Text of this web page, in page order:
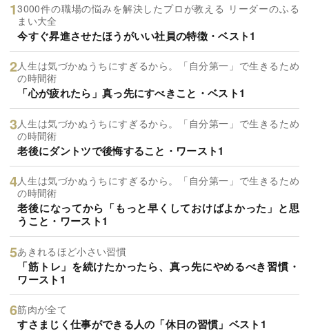
3000件の職場の悩みを解決したプロが教える リーダーのふる
まい大全
今すぐ昇進させたほうがいい社員の特徴・ベスト1
人生は気づかぬうちにすぎるから。「自分第一」で生きるため
の時間術
「心が疲れたら」真っ先にすべきこと・ベスト1
人生は気づかぬうちにすぎるから。「自分第一」で生きるため
の時間術
老後にダントツで後悔すること・ワースト1
人生は気づかぬうちにすぎるから。「自分第一」で生きるため
の時間術
老後になってから「もっと早くしておけばよかった」と思
うこと・ワースト1
あきれるほど小さい習慣
「筋トレ」を続けたかったら、真っ先にやめるべき習慣・
ワースト1
筋肉が全て
すさまじく仕事ができる人の「休日の習慣」ベスト1